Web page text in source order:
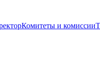
Комитеты и комиссии